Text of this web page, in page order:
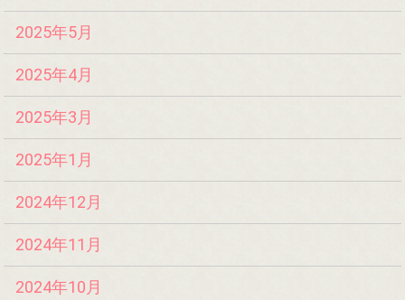
2025年5月
2025年4月
2025年3月
2025年1月
2024年12月
2024年11月
2024年10月